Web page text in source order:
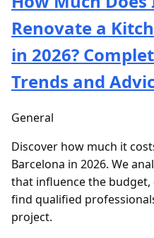
Renovate a
in 2026?
Trends and
General
Discover how much it
Barcelona in 2026. We
that influence the
find qualified
project.